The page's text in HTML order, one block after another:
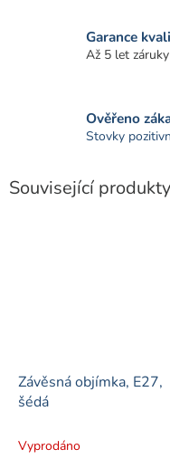
Garance
Až 5 let
Ověřeno
Stovky
Související produkty
Závěsná objímka, E27,
šédá
Vyprodáno